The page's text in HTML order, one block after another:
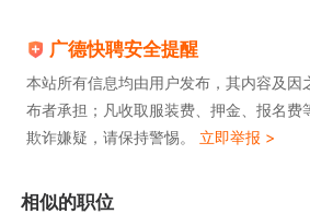
广德快聘安全提醒
本站所有信息均由用户发布，其内容及因
布者承担；凡收取服装费、押金、报名费
欺诈嫌疑，请保持警惕。 立即举报 >
相似的职位